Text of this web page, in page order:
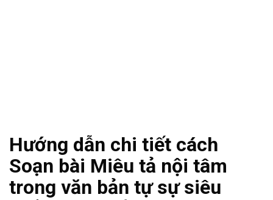
Hướng dẫn chi tiết cách
Soạn bài Miêu tả nội tâm
trong văn bản tự sự siêu